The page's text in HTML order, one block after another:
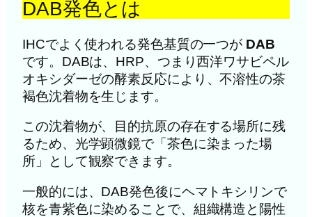
DAB発色とは
IHCでよく使われる発色基質の一つが DAB
です。DABは、HRP、つまり西洋ワサビペル
オキシダーゼの酵素反応により、不溶性の茶
褐色沈着物を生じます。
この沈着物が、目的抗原の存在する場所に残
るため、光学顕微鏡で「茶色に染まった場
所」として観察できます。
一般的には、DAB発色後にヘマトキシリンで
核を青紫色に染めることで、組織構造と陽性